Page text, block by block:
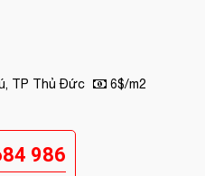
TP Thủ Đức
6$/m2
986